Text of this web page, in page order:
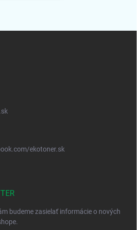
ekotoner.sk
budeme zasielať informácie o nových